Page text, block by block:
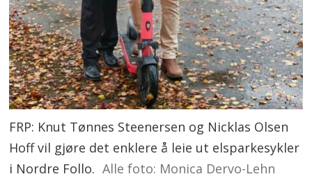
FRP: Knut Tønnes Steenersen og Nicklas Olsen
Hoff vil gjøre det enklere å leie ut elsparkesykler
i Nordre Follo. Alle foto: Monica Dervo-Lehn